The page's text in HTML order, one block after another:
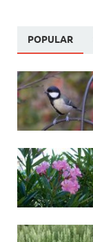
POPULAR